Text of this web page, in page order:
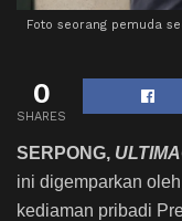
Foto seorang pemuda
0
SHARES
SERPONG,
ini digemparkan
kediaman pribadi